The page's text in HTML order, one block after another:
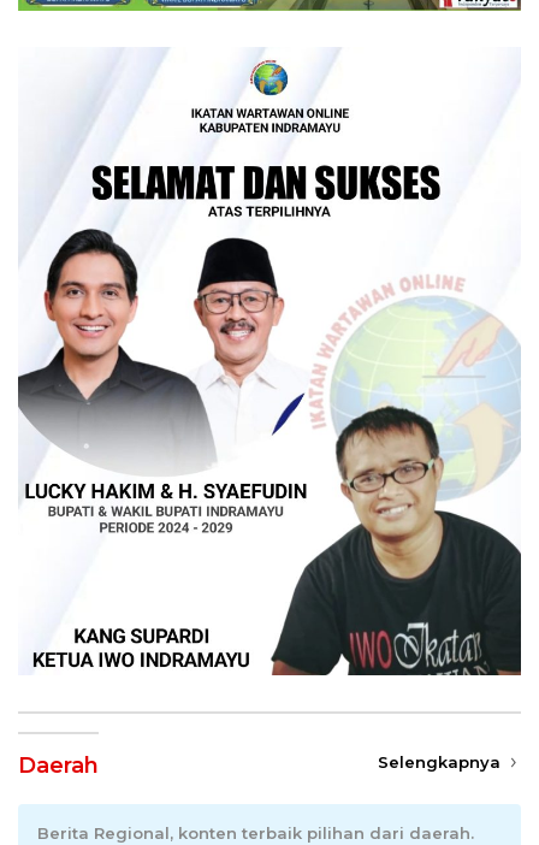
Daerah Selengkapnya
Berita Regional, konten terbaik pilihan dari daerah.